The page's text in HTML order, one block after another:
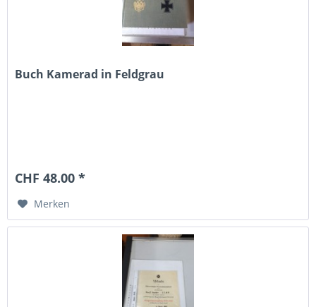
Buch Kamerad in Feldgrau
CHF 48.00 *
Merken